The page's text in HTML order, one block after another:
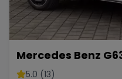
Mercedes Benz
Schwarz
5.0 (13)